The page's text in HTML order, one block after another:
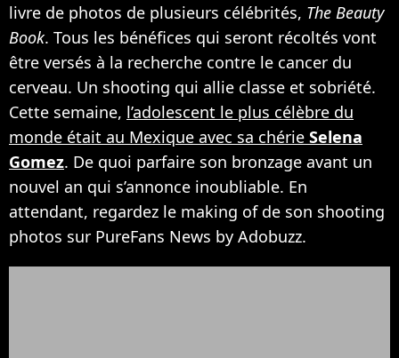
livre de photos de plusieurs célébrités, The Beauty
Book. Tous les bénéfices qui seront récoltés vont
être versés à la recherche contre le cancer du
cerveau. Un shooting qui allie classe et sobriété.
Cette semaine, l’adolescent le plus célèbre du
monde était au Mexique avec sa chérie Selena
Gomez. De quoi parfaire son bronzage avant un
nouvel an qui s’annonce inoubliable. En
attendant, regardez le making of de son shooting
photos sur PureFans News by Adobuzz.